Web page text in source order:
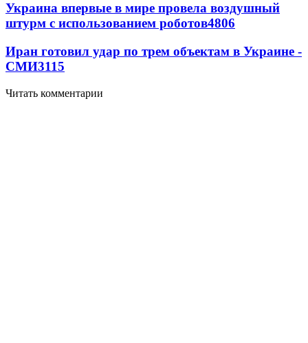
Украина впервые в мире провела воздушный
штурм с использованием роботов4806
Иран готовил удар по трем объектам в Украине -
СМИ3115
Читать комментарии